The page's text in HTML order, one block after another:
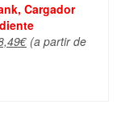
Cargador
€El(a partir de